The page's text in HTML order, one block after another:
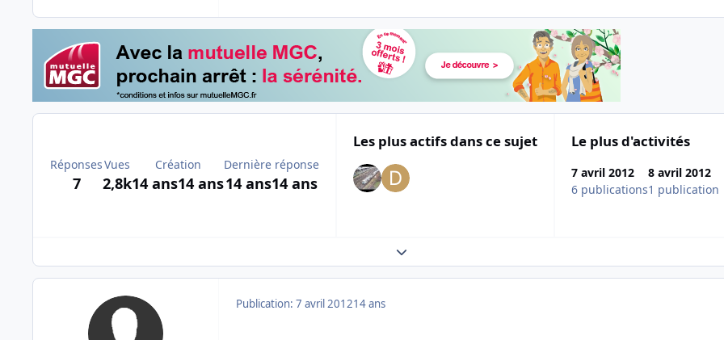
Réponses
7
Vues
2,8k
Création
14 ans14 ans
Dernière réponse
14 ans14 ans
Les plus actifs dans ce sujet Le plus d'activités
7 avril 2012
6 publications
8 avril 2012
1 publication
Expand topic overview
Publication: 7 avril 201214 ans